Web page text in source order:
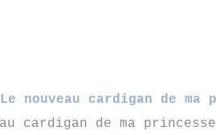
Le nouveau cardigan de ma